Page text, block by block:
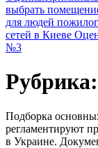
выбрать
для людей
сетей в Киеве
№3
Рубрика:
Подборка
регламентируют
в Украине.